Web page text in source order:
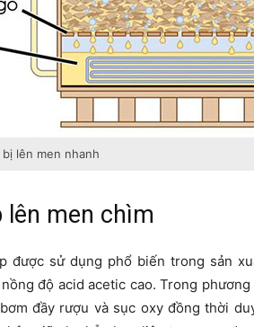
lên men nhanh
lên men chìm
được sử dụng phổ biến trong sản
độ acid acetic cao. Trong
đầy rượu và sục oxy đồng thời